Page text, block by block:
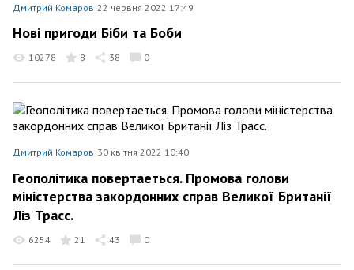
Дмитрий Комаров 22 червня 2022 17:49
Нові пригоди Біби та Боби
10278 8 38 0
Дмитрий Комаров 30 квітня 2022 10:40
Геополітика повертаеться. Промова голови
міністерства закордонних справ Великої Британії
Ліз Трасс.
6254 21 43 0